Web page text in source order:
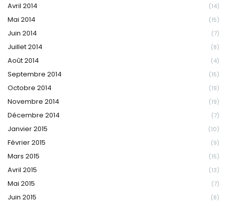
Avril 2014 (14)
Mai 2014 (15)
Juin 2014 (7)
Juillet 2014 (8)
Août 2014 (4)
Septembre 2014 (15)
Octobre 2014 (19)
Novembre 2014 (19)
Décembre 2014 (7)
Janvier 2015 (10)
Février 2015 (9)
Mars 2015 (15)
Avril 2015 (13)
Mai 2015 (7)
Juin 2015 (8)